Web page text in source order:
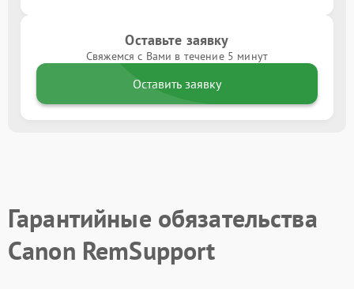
Оставьте заявку
Свяжемся с Вами в течение 5 минут
Оставить заявку
Гарантийные обязательства
Canon RemSupport